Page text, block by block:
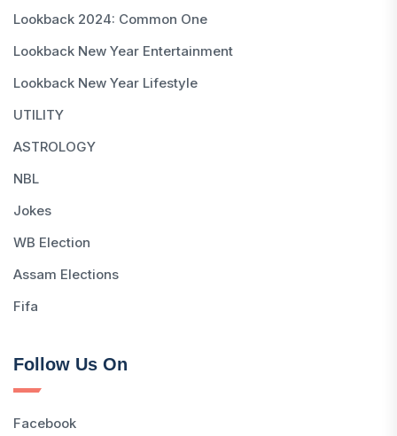
Lookback 2024: Common One
Lookback New Year Entertainment
Lookback New Year Lifestyle
UTILITY
ASTROLOGY
NBL
Jokes
WB Election
Assam Elections
Fifa
Follow Us On
Facebook